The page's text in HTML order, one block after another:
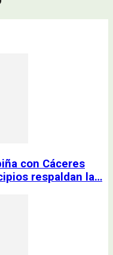
con Cáceres
respaldan la…